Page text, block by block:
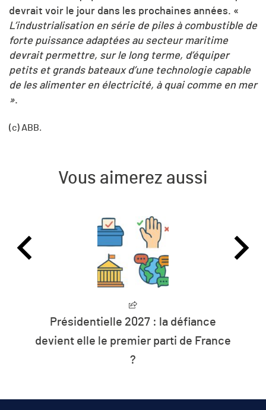
devrait voir le jour dans les prochaines années. «
L’industrialisation en série de piles à combustible de
forte puissance adaptées au secteur maritime
devrait permettre, sur le long terme, d’équiper
petits et grands bateaux d’une technologie capable
de les alimenter en électricité, à quai comme en mer
».
(c) ABB.
Vous aimerez aussi
Présidentielle 2027 : la défiance
devient elle le premier parti de France
?